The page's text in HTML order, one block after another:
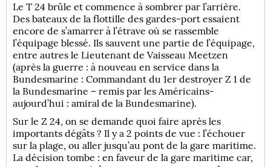
Le T 24 brûle et commence à sombrer par l’arrière.
Des bateaux de la flottille des gardes-port essaient
encore de s’amarrer à l’étrave où se rassemble
l’équipage blessé. Ils sauvent une partie de l’équipage,
entre autres le Lieutenant de Vaisseau Meetzen
(après la guerre : à nouveau en service dans la
Bundesmarine : Commandant du 1er destroyer Z 1 de
la Bundesmarine – remis par les Américains-
aujourd’hui : amiral de la Bundesmarine).
Sur le Z 24, on se demande quoi faire après les
importants dégâts ? Il y a 2 points de vue : l’échouer
sur la plage, ou aller jusqu’au pont de la gare maritime.
La décision tombe : en faveur de la gare maritime car,